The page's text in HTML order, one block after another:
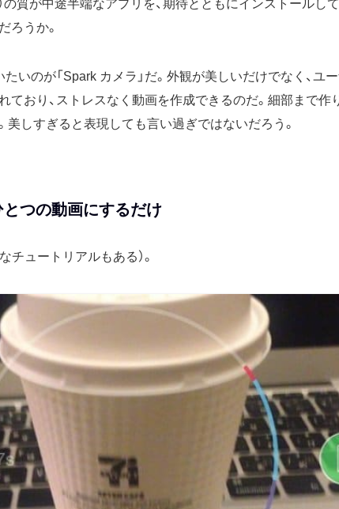
の質が中途半端なアプリを、期待とともにインストールし
ろうか。
いのが「Spark カメラ」だ。外観が美しいだけでなく、ユ
ており、ストレスなく動画を作成できるのだ。細部まで作
美しすぎると表現しても言い過ぎではないだろう。
とつの動画にするだけ
チュートリアルもある）。